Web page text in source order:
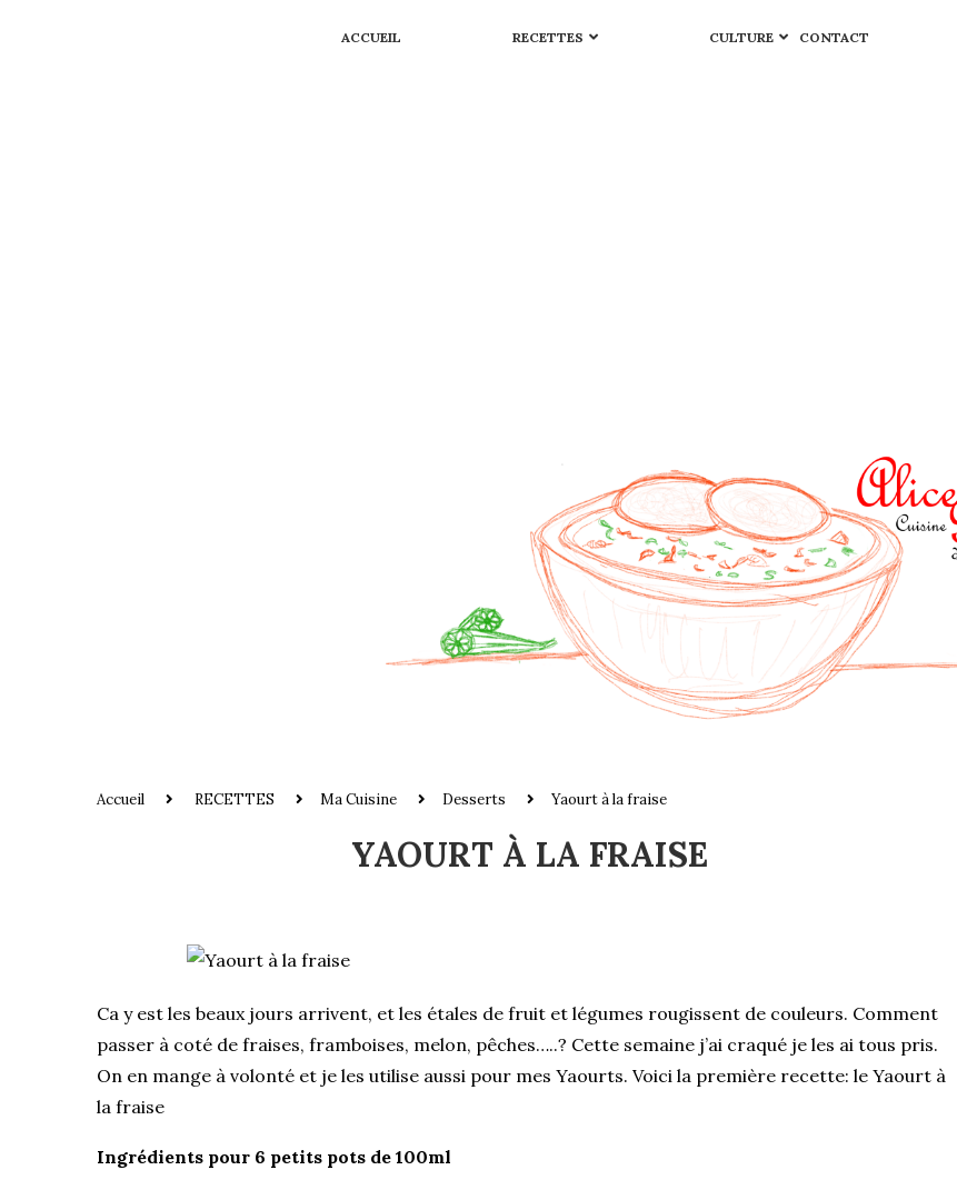
ACCUEIL RECETTES CULTURE CONTACT
Accueil RECETTES Ma Cuisine Desserts Yaourt à la fraise
YAOURT À LA FRAISE
Ca y est les beaux jours arrivent, et les étales de fruit et légumes rougissent de couleurs. Comment
passer à coté de fraises, framboises, melon, pêches…..? Cette semaine j’ai craqué je les ai tous pris.
On en mange à volonté et je les utilise aussi pour mes Yaourts. Voici la première recette: le Yaourt à
la fraise
Ingrédients pour 6 petits pots de 100ml